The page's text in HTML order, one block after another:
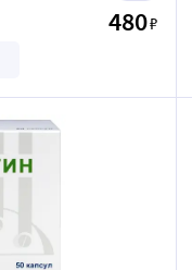
480₽